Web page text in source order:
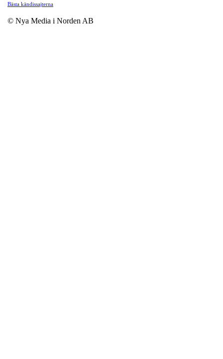
Bästa kändissajterna
© Nya Media i Norden AB